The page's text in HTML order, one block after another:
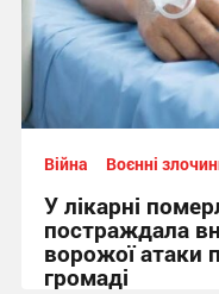
Війна Воєнні
У лікарні
постраждала
ворожої атаки
громаді